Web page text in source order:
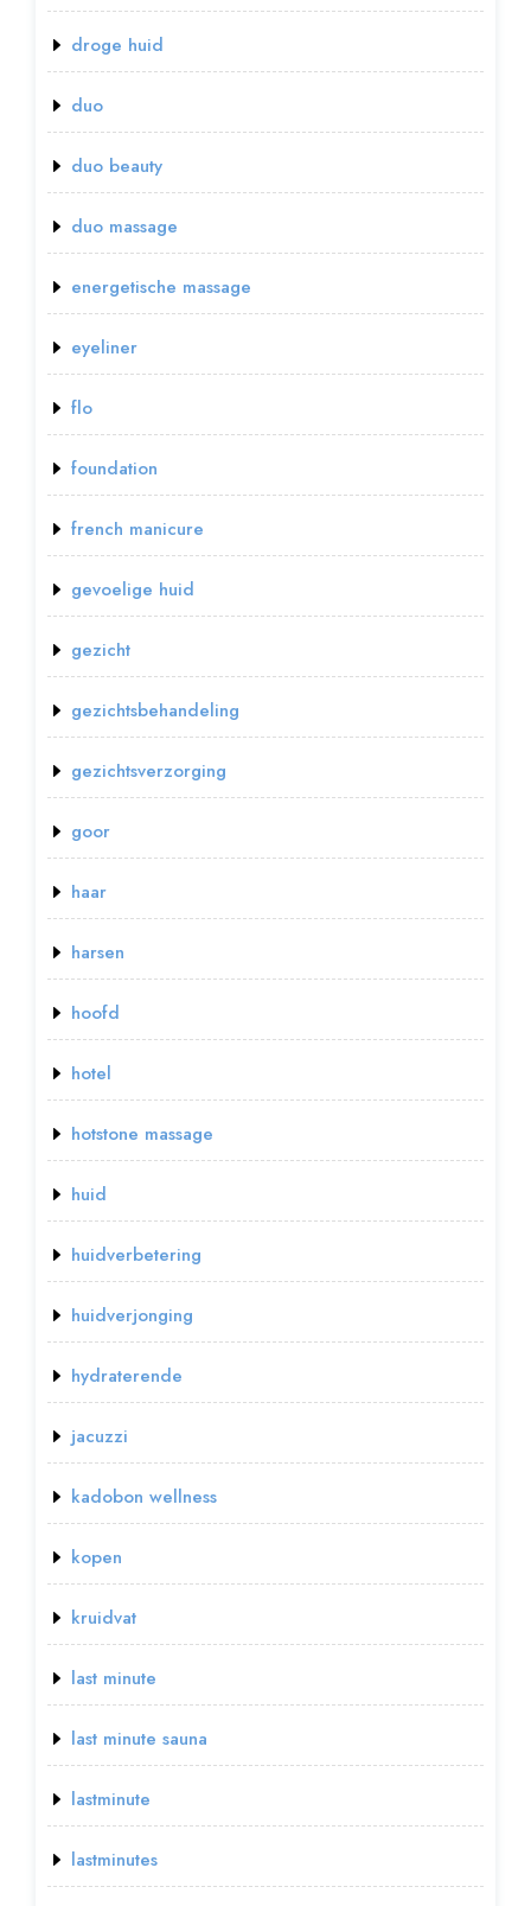
droge huid
duo
duo beauty
duo massage
energetische massage
eyeliner
flo
foundation
french manicure
gevoelige huid
gezicht
gezichtsbehandeling
gezichtsverzorging
goor
haar
harsen
hoofd
hotel
hotstone massage
huid
huidverbetering
huidverjonging
hydraterende
jacuzzi
kadobon wellness
kopen
kruidvat
last minute
last minute sauna
lastminute
lastminutes